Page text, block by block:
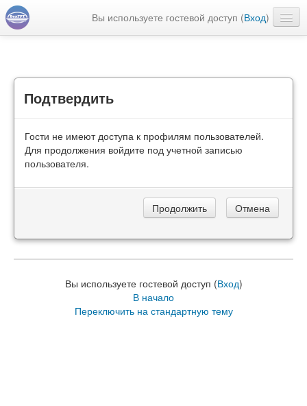
Вы используете гостевой доступ (Вход)
Подтвердить
Гости не имеют доступа к профилям пользователей.
Для продолжения войдите под учетной записью
пользователя.
Вы используете гостевой доступ (Вход)
В начало
Переключить на стандартную тему